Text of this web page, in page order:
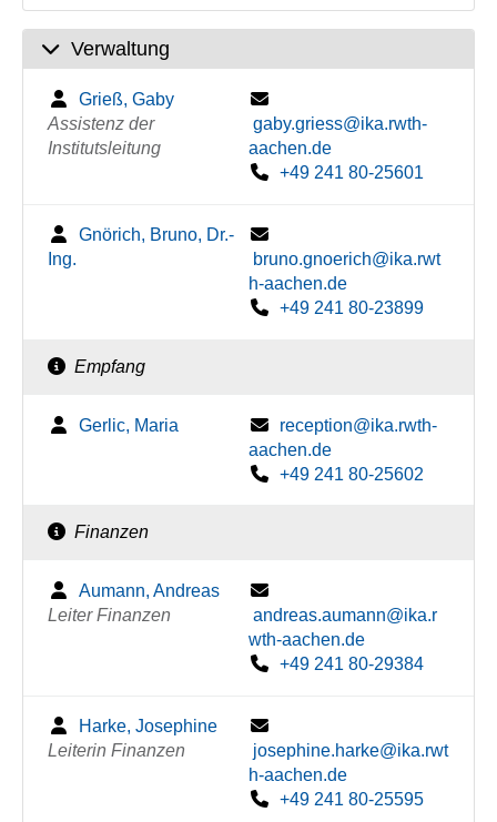
Verwaltung
Grieß, Gaby
Assistenz der
Institutsleitung
gaby.griess@ika.rwth-
aachen.de
+49 241 80-25601
Gnörich, Bruno, Dr.-
Ing.
bruno.gnoerich@ika.rwt
h-aachen.de
+49 241 80-23899
Empfang
Gerlic, Maria
reception@ika.rwth-
aachen.de
+49 241 80-25602
Finanzen
Aumann, Andreas
Leiter Finanzen
andreas.aumann@ika.r
wth-aachen.de
+49 241 80-29384
Harke, Josephine
Leiterin Finanzen
josephine.harke@ika.rwt
h-aachen.de
+49 241 80-25595